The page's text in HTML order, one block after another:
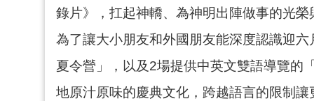
錄片》，扛起神轎、為神明出陣做事的光榮
為了讓大小朋友和外國朋友能深度認識迎
夏令營」，以及2場提供中英文雙語導覽的
地原汁原味的慶典文化，跨越語言的限制讓